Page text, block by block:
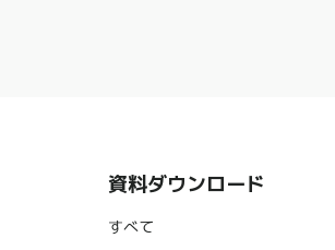
資料ダウンロード
すべて